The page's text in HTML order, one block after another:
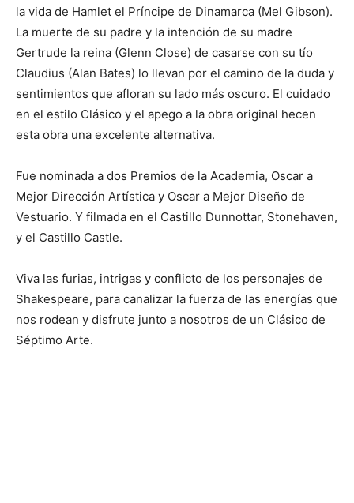
la vida de Hamlet el Príncipe de Dinamarca (Mel Gibson).
La muerte de su padre y la intención de su madre
Gertrude la reina (Glenn Close) de casarse con su tío
Claudius (Alan Bates) lo llevan por el camino de la duda y
sentimientos que afloran su lado más oscuro. El cuidado
en el estilo Clásico y el apego a la obra original hecen
esta obra una excelente alternativa.
Fue nominada a dos Premios de la Academia, Oscar a
Mejor Dirección Artística y Oscar a Mejor Diseño de
Vestuario. Y filmada en el Castillo Dunnottar, Stonehaven,
y el Castillo Castle.
Viva las furias, intrigas y conflicto de los personajes de
Shakespeare, para canalizar la fuerza de las energías que
nos rodean y disfrute junto a nosotros de un Clásico de
Séptimo Arte.